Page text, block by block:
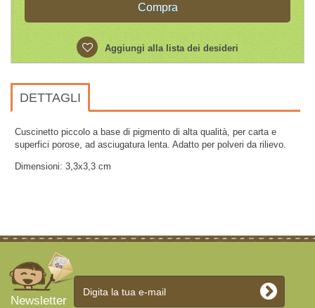
Compra
Aggiungi alla lista dei desideri
DETTAGLI
Cuscinetto piccolo a base di pigmento di alta qualità, per carta e
superfici porose, ad asciugatura lenta. Adatto per polveri da rilievo.
Dimensioni: 3,3x3,3 cm
Newsletter